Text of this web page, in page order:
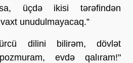
üçdə ikisi tərəfindən
unudulmayacaq.”
dilini bilirəm, dövlət
evdə qalıram!"